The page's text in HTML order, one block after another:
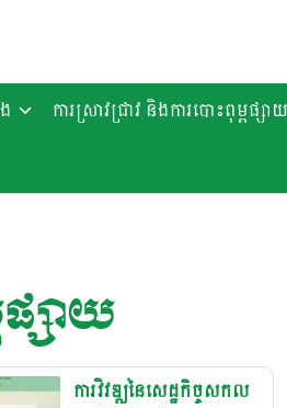
ការស្រាវជ្រាវ និងការបោះពុម្ពផ្សាយ
ផ្សាយ
ការវិវឌ្ឍនៃសេដ្ឋកិច្ចសកល